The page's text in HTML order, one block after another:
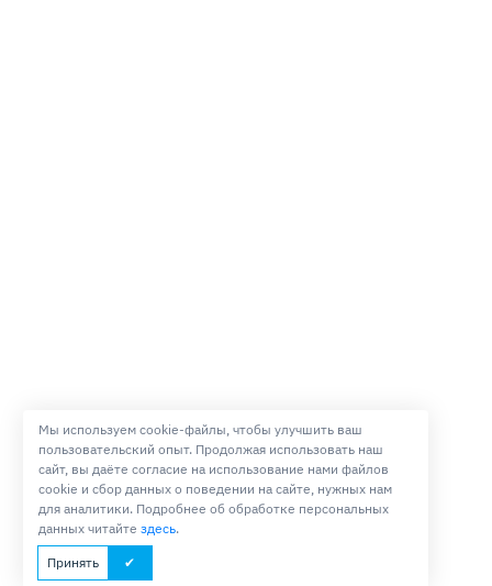
Мы используем cookie-файлы, чтобы улучшить ваш
пользовательский опыт. Продолжая использовать наш
сайт, вы даёте согласие на использование нами файлов
cookie и сбор данных о поведении на сайте, нужных нам
для аналитики. Подробнее об обработке персональных
данных читайте здесь.
Принять